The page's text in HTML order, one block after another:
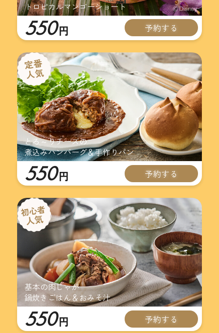
トロピカルマンゴーショート
550 円 予約する
とろ～りチーズの
煮込みハンバーグ＆手作りパン
550 円 予約する
基本の肉じゃが
鍋炊きごはん＆おみそ汁
550 円 予約する